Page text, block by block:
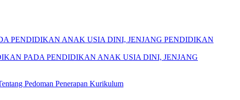
PENDIDIKAN ANAK USIA DINI, JENJANG PENDIDIKAN
PADA PENDIDIKAN ANAK USIA DINI, JENJANG
Pedoman Penerapan Kurikulum